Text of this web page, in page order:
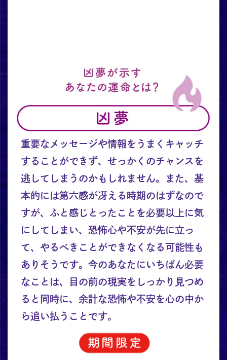
重要なメッセージや情報をうまくキャッチ
することができず、せっかくのチャンスを
逃してしまうのかもしれません。また、基
本的には第六感が冴える時期のはずなので
すが、ふと感じとったことを必要以上に気
にしてしまい、恐怖心や不安が先に立っ
て、やるべきことができなくなる可能性も
ありそうです。今のあなたにいちばん必要
なことは、目の前の現実をしっかり見つめ
ると同時に、余計な恐怖や不安を心の中か
ら追い払うことです。